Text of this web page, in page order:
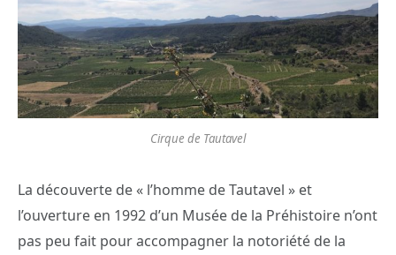
Cirque de Tautavel
La découverte de « l’homme de Tautavel » et
l’ouverture en 1992 d’un Musée de la Préhistoire n’ont
pas peu fait pour accompagner la notoriété de la